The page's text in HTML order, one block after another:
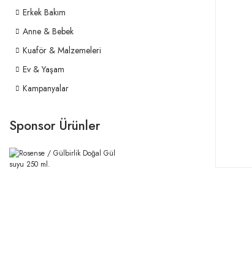
Erkek Bakım
Anne & Bebek
Kuaför & Malzemeleri
Ev & Yaşam
Kampanyalar
Sponsor Ürünler